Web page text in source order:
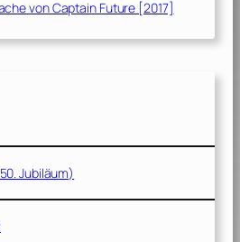
von Captain Future [2017]
Jubiläum)